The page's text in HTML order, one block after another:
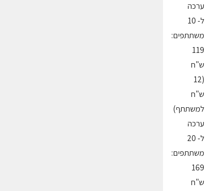
ערכה
ל- 10
משתתפים:
119
ש"ח
(12
ש"ח
למשתתף)
ערכה
ל- 20
משתתפים:
169
ש"ח